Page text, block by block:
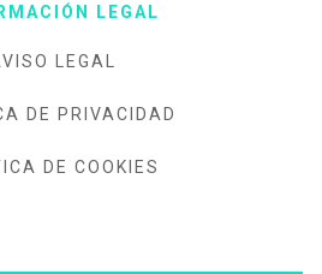
LEGAL
LEGAL
DE PRIVACIDAD
DE COOKIES